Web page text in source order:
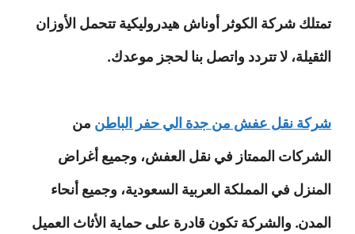
تمتلك شركة الكوثر أوناش هيدروليكية تتحمل الأوزان
الثقيلة، لا تتردد واتصل بنا لحجز موعدك.
شركة نقل عفش من جدة الي حفر الباطن من
الشركات الممتاز في نقل العفش، وجميع أغراض
المنزل في المملكة العربية السعودية، وجميع أنحاء
المدن. والشركة تكون قادرة على حماية الأثاث العميل